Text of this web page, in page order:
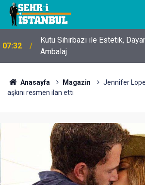
07:32
Kutu Sihirbazı ile Estetik,
Ambalaj
Anasayfa Magazin
Jennifer
aşkını resmen ilan etti